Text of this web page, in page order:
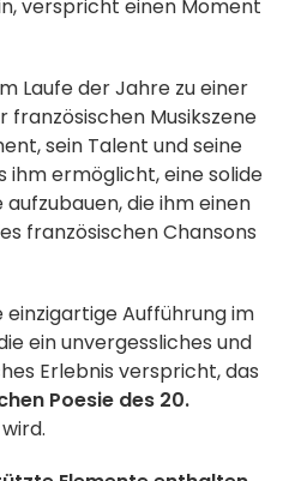
verspricht einen Moment
Laufe der Jahre zu einer
französischen Musikszene
sein Talent und seine
ihm ermöglicht, eine solide
die ihm einen
französischen Chansons
einzigartige Aufführung im
ein unvergessliches und
Erlebnis verspricht, das
Poesie des 20.